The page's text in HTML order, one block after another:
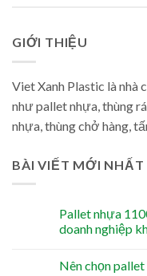
GIỚI THIỆU
Viet Xanh Plastic là nhà
như pallet nhựa, thùng
nhựa, thùng chở hàng,
BÀI VIẾT MỚI NHẤT
Pallet nhựa
doanh nghiệp
Nên chọn